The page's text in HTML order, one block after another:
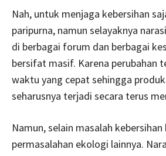
Nah, untuk menjaga kebersihan
paripurna, namun selayaknya
di berbagai forum dan berbagai
bersifat masif. Karena perubahan
waktu yang cepat sehingga
seharusnya terjadi secara terus
Namun, selain masalah
permasalahan ekologi lainnya.